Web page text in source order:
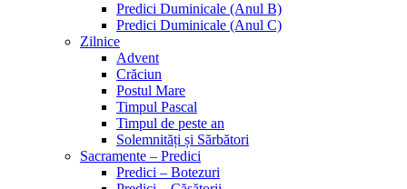
Predici Duminicale (Anul B)
Predici Duminicale (Anul C)
Zilnice
Advent
Crăciun
Postul Mare
Timpul Pascal
Timpul de peste an
Solemnități și Sărbători
Sacramente – Predici
Predici – Botezuri